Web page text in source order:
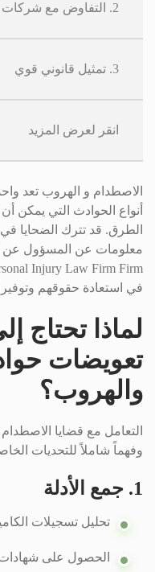
2. التفاوض مع شركات التأمين
3. تمثيل قانوني قوي
انقر لعرض المزيد
الاصطدام و الهروب تعد
أنواع الحوادث التي يمكن
الطرق. قد تترك الضحايا
في استعادة حقوقهم وتوفير
لماذا تحتاج
تعويضات
والهروب؟
التعامل مع قضايا
وفهماً شاملاً للتحديات
1. جمع الأدلة
تحليل تسجيلات
الحصول على